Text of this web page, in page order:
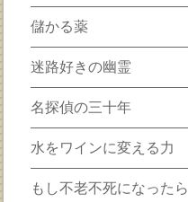
儲かる薬
迷路好きの幽霊
名探偵の三十年
水をワインに変える力
もし不老不死になったら